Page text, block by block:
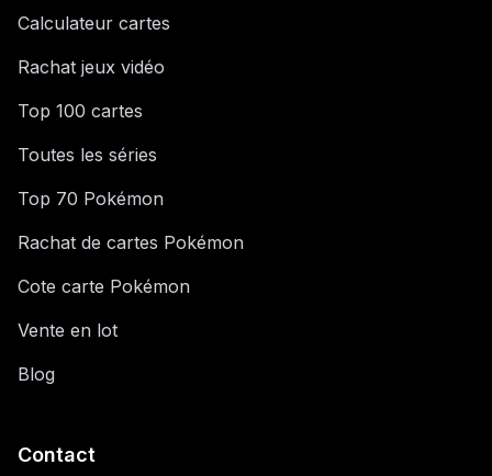
Calculateur cartes
Rachat jeux vidéo
Top 100 cartes
Toutes les séries
Top 70 Pokémon
Rachat de cartes Pokémon
Cote carte Pokémon
Vente en lot
Blog
Contact